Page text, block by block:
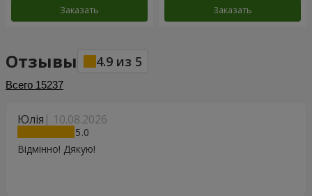
Заказать Заказать
Отзывы 4.9 из 5
Всего 15237
Юлія 10.08.2026
5
Відмінно! Дякую!